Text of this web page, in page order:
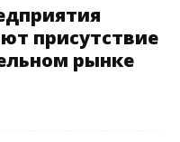
присутствие
рынке